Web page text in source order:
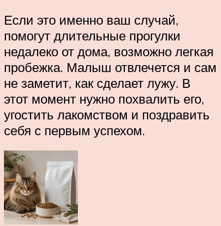
Если это именно ваш случай,
помогут длительные прогулки
недалеко от дома, возможно легкая
пробежка. Малыш отвлечется и сам
не заметит, как сделает лужу. В
этот момент нужно похвалить его,
угостить лакомством и поздравить
себя с первым успехом.